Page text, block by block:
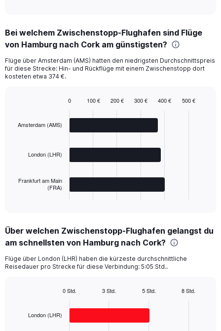
Bei welchem Zwischenstopp-Flughafen sind Flüge
von Hamburg nach Cork am günstigsten?
Flüge über Amsterdam (AMS) hatten den niedrigsten Durchschnittspreis
für diese Strecke: Hin- und Rückflüge mit einem Zwischenstopp dort
kosteten etwa 374 €.
with
has
Range:
3
The
chart
displaying
Amsterdam (AMS)
London (LHR)
Frankfurt am Main
(FRA)
0 100 € 200 € 300 € 400 € 500 €
Über welchen Zwischenstopp-Flughafen gelangst du
am schnellsten von Hamburg nach Cork?
Flüge über London (LHR) haben die kürzeste durchschnittliche
Reisedauer pro Strecke für diese Verbindung: 5:05 Std..
London (LHR)
0 Std. 3 Std. 5 Std. 8 Std.